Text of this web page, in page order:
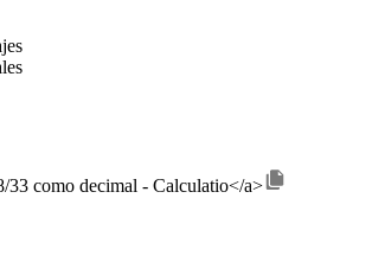
33 como decimal - Calculatio</a>